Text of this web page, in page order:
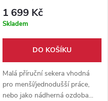
1 699 Kč
Skladem
DO KOŠÍKU
Malá příruční sekera vhodná
pro menší/jednodušší práce,
nebo jako nádherná ozdoba